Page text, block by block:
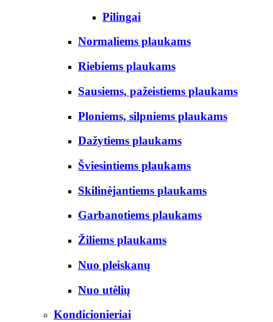
Pilingai
Normaliems plaukams
Riebiems plaukams
Sausiems, pažeistiems plaukams
Ploniems, silpniems plaukams
Dažytiems plaukams
Šviesintiems plaukams
Skilinėjantiems plaukams
Garbanotiems plaukams
Žiliems plaukams
Nuo pleiskanų
Nuo utėlių
Kondicionieriai